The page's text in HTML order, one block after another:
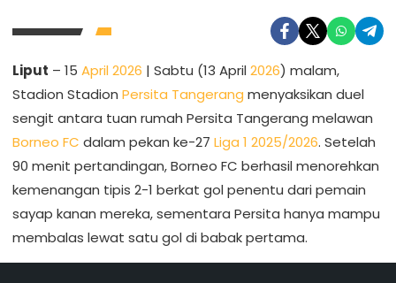
Liput – 15 April 2026 | Sabtu (13 April 2026) malam,
Stadion Stadion Persita Tangerang menyaksikan duel
sengit antara tuan rumah Persita Tangerang melawan
Borneo FC dalam pekan ke-27 Liga 1 2025/2026. Setelah
90 menit pertandingan, Borneo FC berhasil menorehkan
kemenangan tipis 2-1 berkat gol penentu dari pemain
sayap kanan mereka, sementara Persita hanya mampu
membalas lewat satu gol di babak pertama.